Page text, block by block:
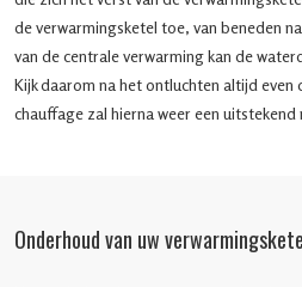
de verwarmingsketel toe, van beneden
van de centrale verwarming kan de
Kijk daarom na het ontluchten altijd even
chauffage zal hierna weer een uitstekend
Onderhoud van uw